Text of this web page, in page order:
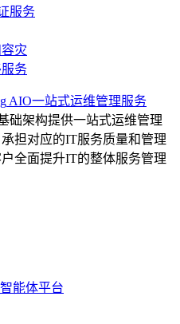
服务
灾
务
AIO一站式运维管理服务
础架构提供一站式运维管理
担对应的IT服务质量和管理
全面提升IT的整体服务管理
能体平台